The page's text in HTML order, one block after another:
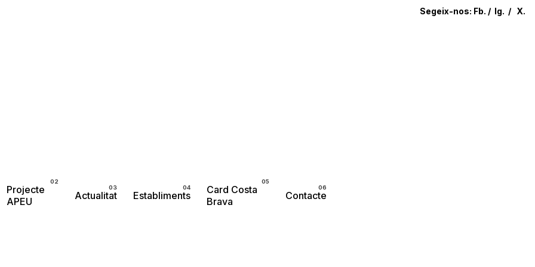
Segeix-nos: Fb. / Ig. / X.
Projecte
APEU
Actualitat Establiments
Card Costa
Brava
Contacte